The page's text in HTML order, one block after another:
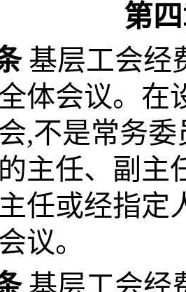
第
基层工会经
体会议。在
,不是常务
主任、副主
任或经指定
议。